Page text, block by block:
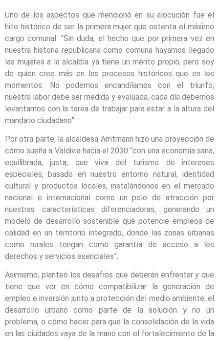
Uno de los aspectos que mencionó en su alocución fue el
hito histórico de ser la primera mujer que ostenta el máximo
cargo comunal. “Sin duda, el hecho que por primera vez en
nuestra historia republicana como comuna hayamos llegado
las mujeres a la alcaldía ya tiene un mérito propio, pero soy
de quien cree más en los procesos históricos que en los
momentos. No podemos encandilarnos con el triunfo,
nuestra labor debe ser medida y evaluada, cada día debemos
levantarnos con la tarea de trabajar para estar a la altura del
mandato ciudadano”.
Por otra parte, la alcaldesa Amtmann hizo una proyección de
cómo sueña a Valdivia hacia el 2030 “con una economía sana,
equilibrada, justa, que viva del turismo de intereses
especiales, basado en nuestro entorno natural, identidad
cultural y productos locales, instalándonos en el mercado
nacional e internacional como un polo de atracción por
nuestras características diferenciadoras, generando un
modelo de desarrollo sostenible que potencie empleos de
calidad en un territorio integrado, donde las zonas urbanas
como rurales tengan como garantía de acceso a los
derechos y servicios esenciales”.
Asimismo, planteó los desafíos que deberán enfrentar y que
tiene que ver en cómo compatibilizar la generación de
empleo e inversión junto a protección del medio ambiente; el
desarrollo urbano como parte de la solución y no un
problema, o cómo hacer para que la consolidación de la vida
en las ciudades vaya de la mano con el fortalecimiento de la